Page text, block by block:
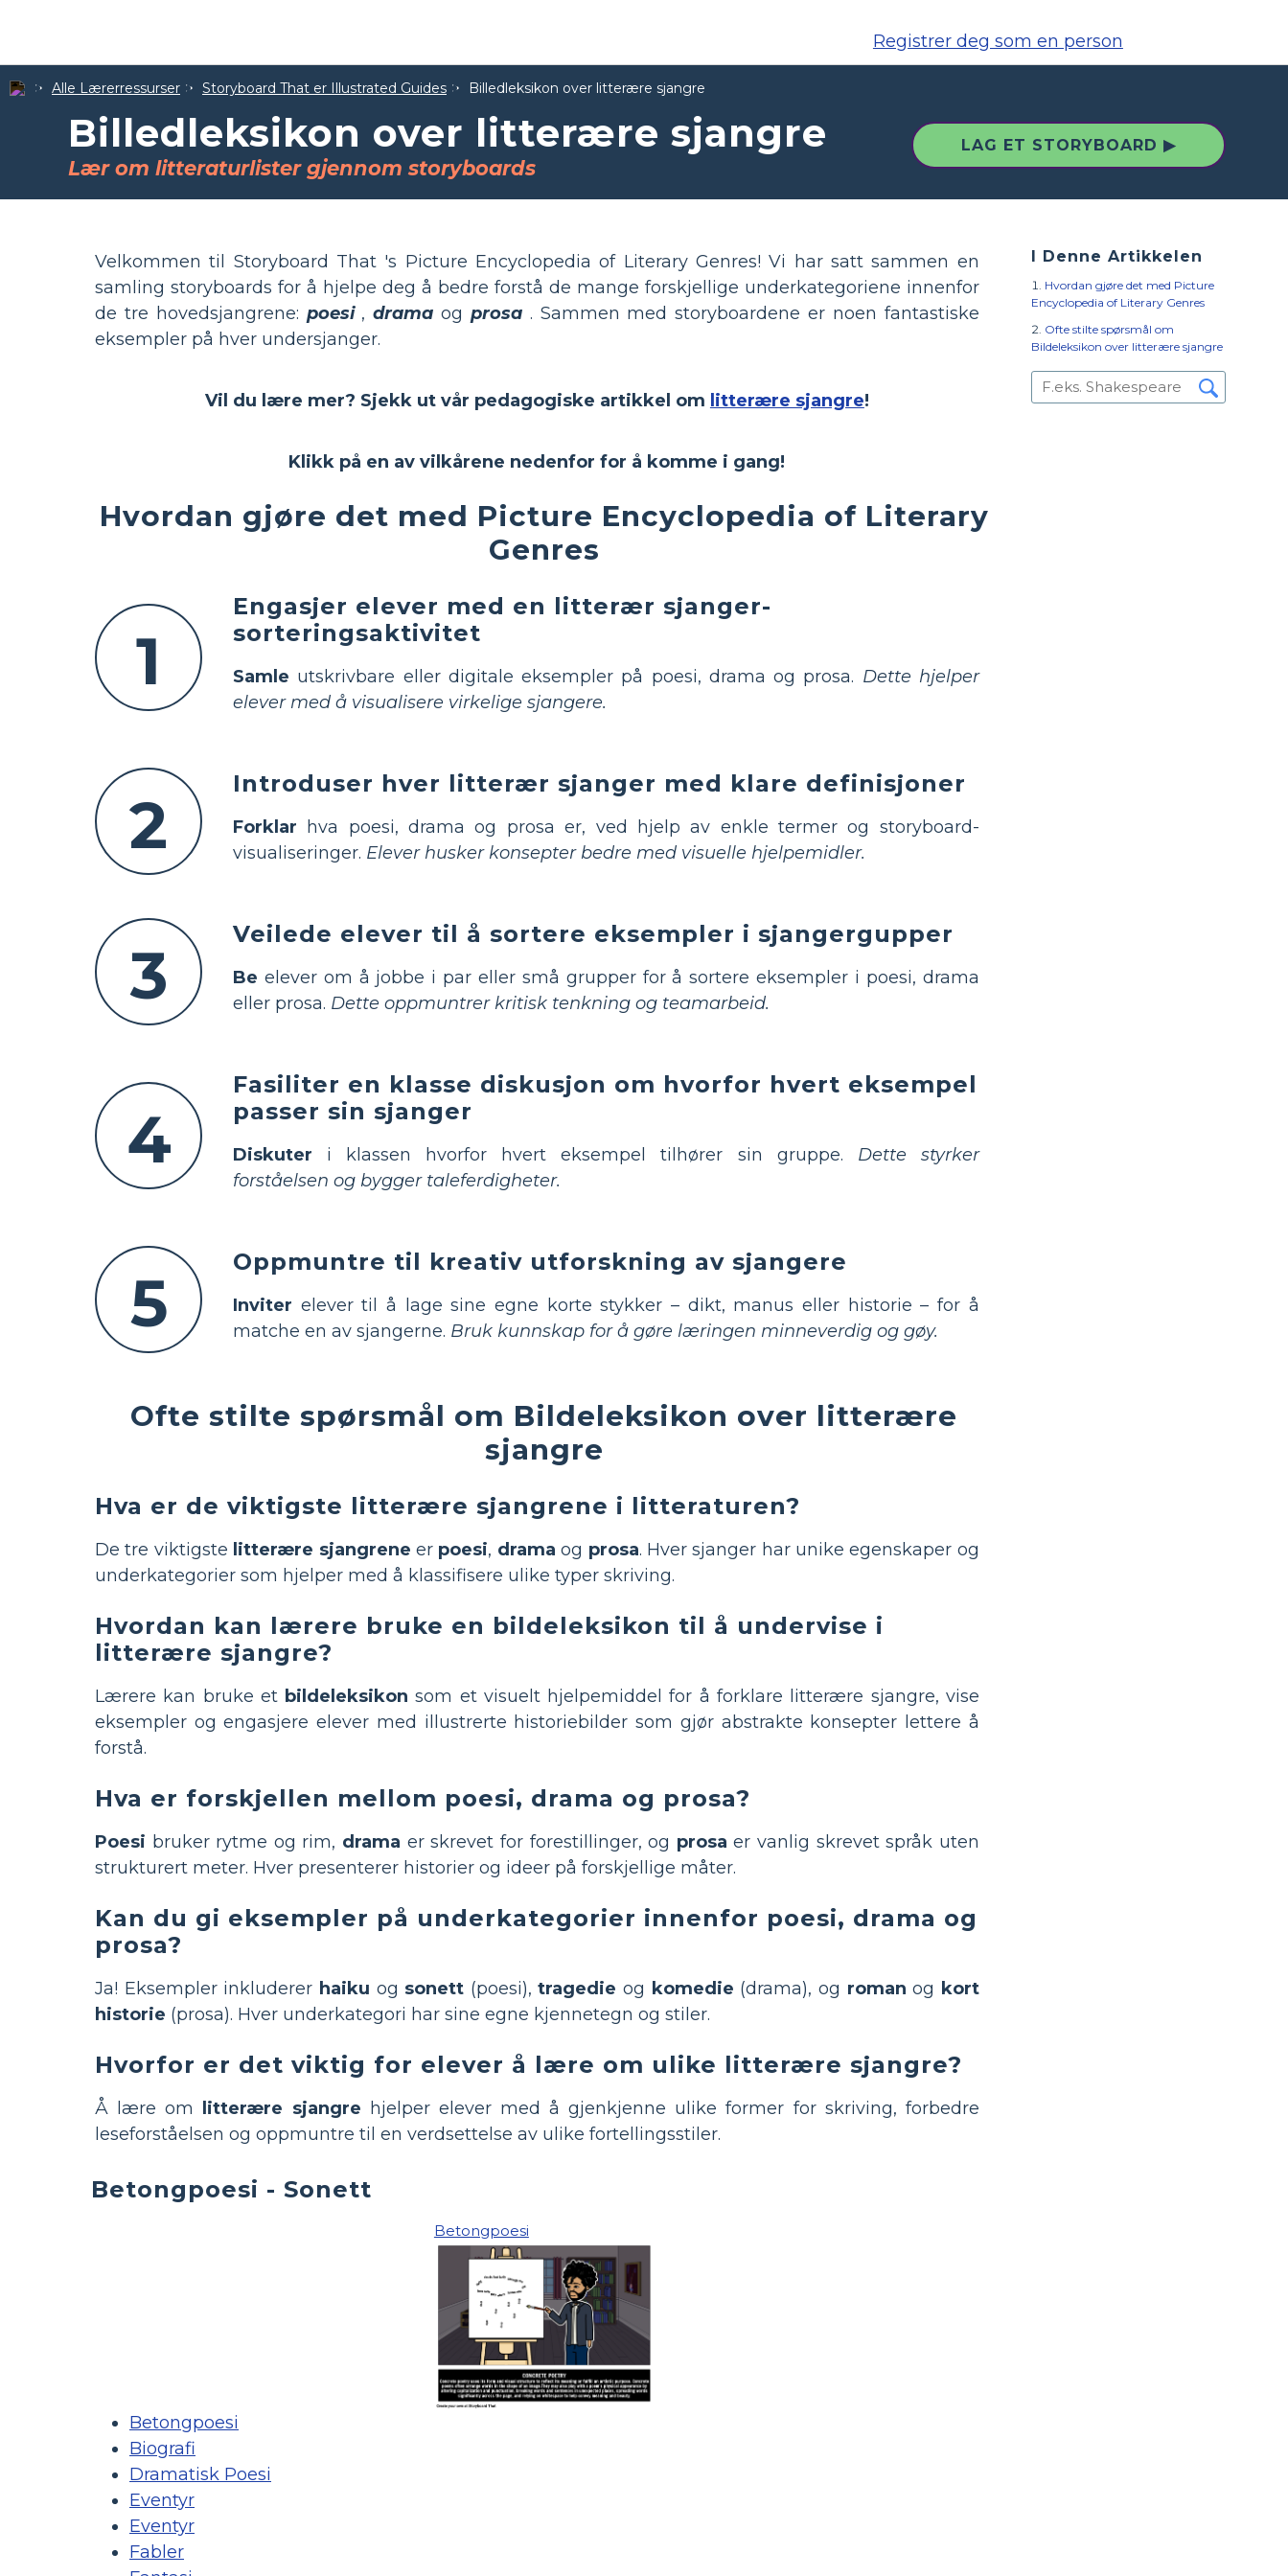
Registrer deg som en person
Alle Lærerressurser Storyboard That er Illustrated Guides Billedleksikon over litterære sjangre
Billedleksikon over litterære sjangre
Lær om litteraturlister gjennom storyboards
LAG ET STORYBOARD ▶
I Denne Artikkelen
Hvordan gjøre det med Picture
Encyclopedia of Literary Genres
Ofte stilte spørsmål om
Bildeleksikon over litterære sjangre
Velkommen til Storyboard That 's Picture Encyclopedia of Literary Genres! Vi har satt sammen en
samling storyboards for å hjelpe deg å bedre forstå de mange forskjellige underkategoriene innenfor
de tre hovedsjangrene: poesi,drama og prosa. Sammen med storyboardene er noen fantastiske
eksempler på hver undersjanger.
Vil du lære mer? Sjekk ut vår pedagogiske artikkel om litterære sjangre!
Klikk på en av vilkårene nedenfor for å komme i gang!
Hvordan gjøre det med Picture Encyclopedia of Literary
Genres
1
Engasjer elever med en litterær sjanger-
sorteringsaktivitet
Samle utskrivbare eller digitale eksempler på poesi, drama og prosa. Dette hjelper
elever med å visualisere virkelige sjangere.
2
Introduser hver litterær sjanger med klare definisjoner
Forklar hva poesi, drama og prosa er, ved hjelp av enkle termer og storyboard-
visualiseringer. Elever husker konsepter bedre med visuelle hjelpemidler.
3
Veilede elever til å sortere eksempler i sjangergupper
Be elever om å jobbe i par eller små grupper for å sortere eksempler i poesi, drama
eller prosa. Dette oppmuntrer kritisk tenkning og teamarbeid.
4
Fasiliter en klasse diskusjon om hvorfor hvert eksempel
passer sin sjanger
Diskuter i klassen hvorfor hvert eksempel tilhører sin gruppe. Dette styrker
forståelsen og bygger taleferdigheter.
5
Oppmuntre til kreativ utforskning av sjangere
Inviter elever til å lage sine egne korte stykker – dikt, manus eller historie – for å
matche en av sjangerne. Bruk kunnskap for å gøre læringen minneverdig og gøy.
Ofte stilte spørsmål om Bildeleksikon over litterære
sjangre
Hva er de viktigste litterære sjangrene i litteraturen?
De tre viktigste litterære sjangrene er poesi, drama og prosa. Hver sjanger har unike egenskaper og
underkategorier som hjelper med å klassifisere ulike typer skriving.
Hvordan kan lærere bruke en bildeleksikon til å undervise i
litterære sjangre?
Lærere kan bruke et bildeleksikon som et visuelt hjelpemiddel for å forklare litterære sjangre, vise
eksempler og engasjere elever med illustrerte historiebilder som gjør abstrakte konsepter lettere å
forstå.
Hva er forskjellen mellom poesi, drama og prosa?
Poesi bruker rytme og rim, drama er skrevet for forestillinger, og prosa er vanlig skrevet språk uten
strukturert meter. Hver presenterer historier og ideer på forskjellige måter.
Kan du gi eksempler på underkategorier innenfor poesi, drama og
prosa?
Ja! Eksempler inkluderer haiku og sonett (poesi),tragedie og komedie (drama), og roman og kort
historie (prosa). Hver underkategori har sine egne kjennetegn og stiler.
Hvorfor er det viktig for elever å lære om ulike litterære sjangre?
Å lære om litterære sjangre hjelper elever med å gjenkjenne ulike former for skriving, forbedre
leseforståelsen og oppmuntre til en verdsettelse av ulike fortellingsstiler.
Betongpoesi - Sonett
Betongpoesi
Betongpoesi
Biografi
Dramatisk Poesi
Eventyr
Eventyr
Fabler